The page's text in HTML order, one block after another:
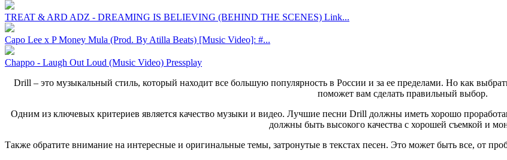
TREAT & ARD ADZ - DREAMING IS BELIEVING (BEHIND THE SCENES) Link...
Capo Lee x P Money Mula (Prod. By Atilla Beats) [Music Video]: #...
Chappo - Laugh Out Loud (Music Video) Pressplay
Drill – это музыкальный стиль, который находит все большую популярность в России и за ее пределами. Но как
поможет вам сделать правильный выбор.
Одним из ключевых критериев является качество музыки и видео. Лучшие песни Drill должны иметь хорошо
должны быть высокого качества с хорошей съемкой и
Также обратите внимание на интересные и оригинальные темы, затронутые в текстах песен. Это может быть все, от